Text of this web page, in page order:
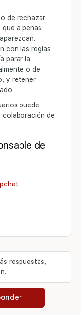
de rechazar
que a penas
con las reglas
parar la
o de
y retener
puede
colaboración de
de
respuestas,